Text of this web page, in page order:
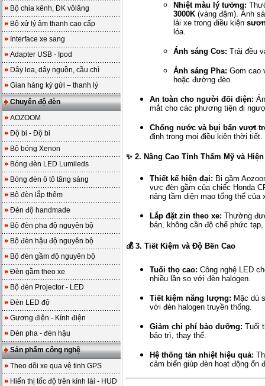
Bộ chia kênh, ĐK vôlăng
Bộ xử lý âm thanh cao cấp
Interface xe sang
Adapter USB - Ipod
Dây loa, dây nguồn, cầu chì
Gian hàng ký gửi – thanh lý
Chuyên độ đèn
AOZOOM
Độ bi - Độ bi
Bộ bóng Xenon
Bóng đèn LED Lumileds
Bóng đèn ô tô tăng sáng
Bộ đèn lắp thêm
Đèn độ handmade
Bộ đèn pha độ nguyên bộ
Bộ đèn hậu độ nguyên bộ
Bộ đèn gầm độ nguyên bộ
Đèn gầm theo xe
Bộ đèn Projector - LED
Đèn LED độ
Gương điện - Kính điện
Đèn pha - đèn hậu
Sản phẩm công nghệ
Theo dõi xe qua vệ tinh GPS
Hiển thị tốc độ trên kính lái - HUD
Nhiệt màu lý tưởng:
3000K (vàng đậm). Ánh
lái xe trong điều kiện
lóa.
Ánh sáng Cos: Trải đều
Ánh sáng Pha: Gom cao
hoặc đường đèo.
An toàn cho người đối diện:
mắt cho các phương tiện đi
Chống nước và bụi bẩn vượt
định trong mọi điều kiện thời tiết.
✨ 2. Nâng Cao Tính Thẩm Mỹ và
Thiết kế hiện đại: Bi gầm
vực đèn gầm của chiếc Honda
nâng tầm diện mạo tổng thể của
Lắp đặt zin theo xe: Thường
bản, không cần độ chế phức
💰 3. Tiết Kiệm và Độ Bền Cao
Tuổi thọ cao: Công nghệ LED
nhiều lần so với đèn halogen.
Tiết kiệm năng lượng: Mặc dù
với đèn halogen truyền thống.
Giảm chi phí bảo dưỡng: Tuổi
bảo trì, thay thế.
Hệ thống tản nhiệt hiệu quả:
cảm biến giúp đèn hoạt động ổn